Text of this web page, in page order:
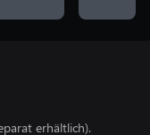
erhältlich).